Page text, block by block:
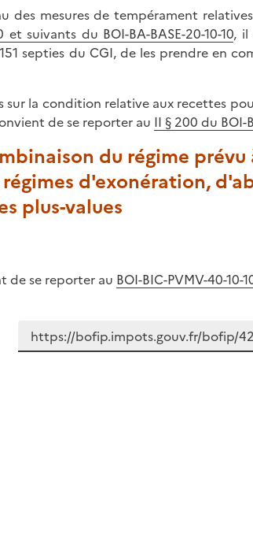
des mesures de tempérament
et suivants du BOI-BA-BASE-20-10-10, il
septies du CGI, de les prendre en
sur la condition relative aux recettes
de se reporter au II § 200 du BOI-
du régime
régimes d'exonération,
plus-values
de se reporter au BOI-BIC-PVMV-40-10-